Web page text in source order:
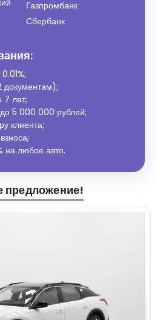
Газпромбанк
Сбербанк
0.01%;
7 лет;
5 000 000 рублей;
клиента;
на любое авто.
предложение!